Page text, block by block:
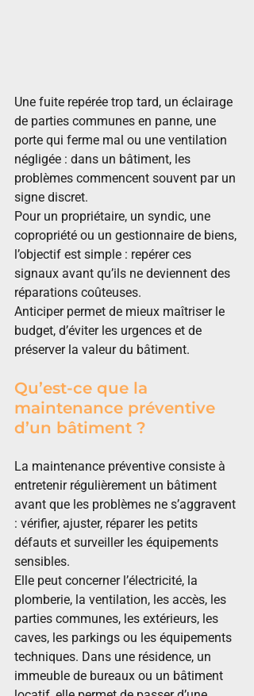
Une fuite repérée trop tard, un éclairage
de parties communes en panne, une
porte qui ferme mal ou une ventilation
négligée : dans un bâtiment, les
problèmes commencent souvent par un
signe discret.
Pour un propriétaire, un syndic, une
copropriété ou un gestionnaire de biens,
l’objectif est simple : repérer ces
signaux avant qu’ils ne deviennent des
réparations coûteuses.
Anticiper permet de mieux maîtriser le
budget, d’éviter les urgences et de
préserver la valeur du bâtiment.
Qu’est-ce que la
maintenance préventive
d’un bâtiment ?
La maintenance préventive consiste à
entretenir régulièrement un bâtiment
avant que les problèmes ne s’aggravent
: vérifier, ajuster, réparer les petits
défauts et surveiller les équipements
sensibles.
Elle peut concerner l’électricité, la
plomberie, la ventilation, les accès, les
parties communes, les extérieurs, les
caves, les parkings ou les équipements
techniques. Dans une résidence, un
immeuble de bureaux ou un bâtiment